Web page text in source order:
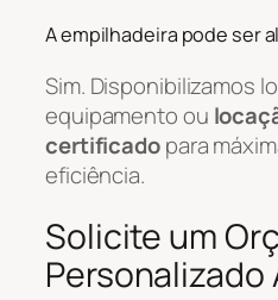
A empilhadeira pode ser
Sim. Disponibilizamos
equipamento ou
certificadopara
eficiência.
Solicite um
Personalizado